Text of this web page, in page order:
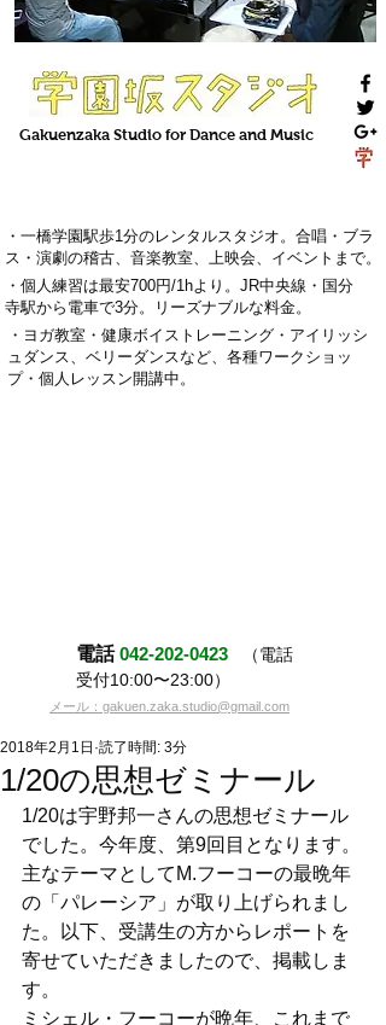
Gakuenzaka Studio for Dance and Music
・一橋学園駅歩1分のレンタルスタジオ。 合唱・ブラ
ス・演劇の稽古、 音楽教室、上映会、 イベント まで。
・ 個人練習は最安700円/1hより。 J R中央線・国分
寺駅から電車で3分。
リーズナブルな料金。
・ ヨガ教室・ 健康ボイストレーニング ・ アイリッシ
ュダンス、ベリーダンスなど、各種ワークショッ
プ・ 個人レッスン開講中。
電話042-202-0423
（電話
受付10:00〜23:00）
メール：gakuen.zaka.studio@gmail.com
1/20の思想ゼミナール
2018年2月1日 読了時間: 3分
1/20は宇野邦一さんの思想ゼミナール
でした。今年度、第9回目となります。
主なテーマとしてM.フーコーの最晩年
の「パレーシア」が取り上げられまし
た。以下、受講生の方からレポートを
寄せていただきましたので、掲載しま
す。
ミシェル・フーコーが晩年、これまで